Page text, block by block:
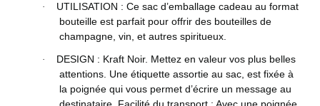
·
UTILISATION : Ce sac d’emballage cadeau au format
bouteille est parfait pour offrir des bouteilles de
champagne, vin, et autres spiritueux.
·
DESIGN : Kraft Noir. Mettez en valeur vos plus belles
attentions. Une étiquette assortie au sac, est fixée à
la poignée qui vous permet d’écrire un message au